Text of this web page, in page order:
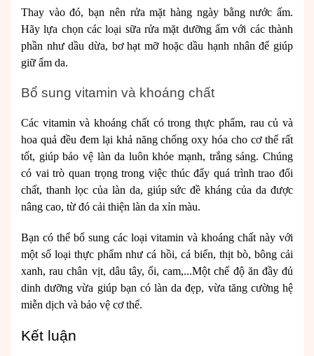
Thay vào đó, bạn nên rửa mặt hàng ngày bằng nước ấm.
Hãy lựa chọn các loại sữa rửa mặt dưỡng ẩm với các thành
phần như dầu dừa, bơ hạt mỡ hoặc dầu hạnh nhân để giúp
giữ ẩm da.
Bổ sung vitamin và khoáng chất
Các vitamin và khoáng chất có trong thực phẩm, rau củ và
hoa quả đều đem lại khả năng chống oxy hóa cho cơ thể rất
tốt, giúp bảo vệ làn da luôn khỏe mạnh, trắng sáng. Chúng
có vai trò quan trọng trong việc thúc đẩy quá trình trao đổi
chất, thanh lọc của làn da, giúp sức đề kháng của da được
nâng cao, từ đó cải thiện làn da xỉn màu.
Bạn có thể bổ sung các loại vitamin và khoáng chất này với
một số loại thực phẩm như cá hồi, cá biển, thịt bò, bông cải
xanh, rau chân vịt, dâu tây, ổi, cam,...Một chế độ ăn đầy đủ
dinh dưỡng vừa giúp bạn có làn da đẹp, vừa tăng cường hệ
miễn dịch và bảo vệ cơ thể.
Kết luận